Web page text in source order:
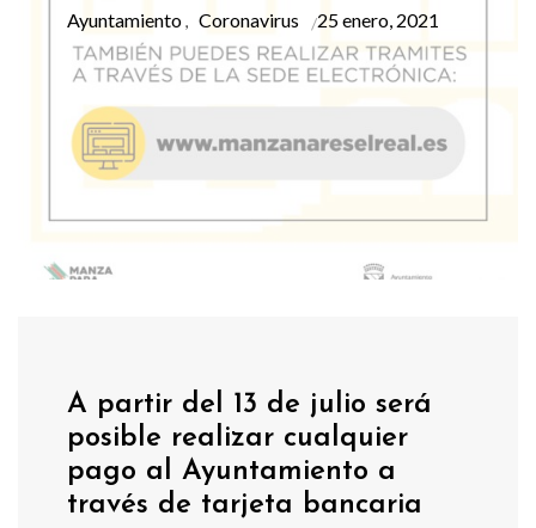
Ayuntamiento, Coronavirus 25 enero, 2021
A partir del 13 de julio será
posible realizar cualquier
pago al Ayuntamiento a
través de tarjeta bancaria